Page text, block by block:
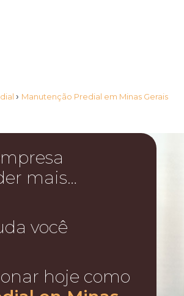
› Manutenção Predial em Minas Gerais
mais…
você
hoje como